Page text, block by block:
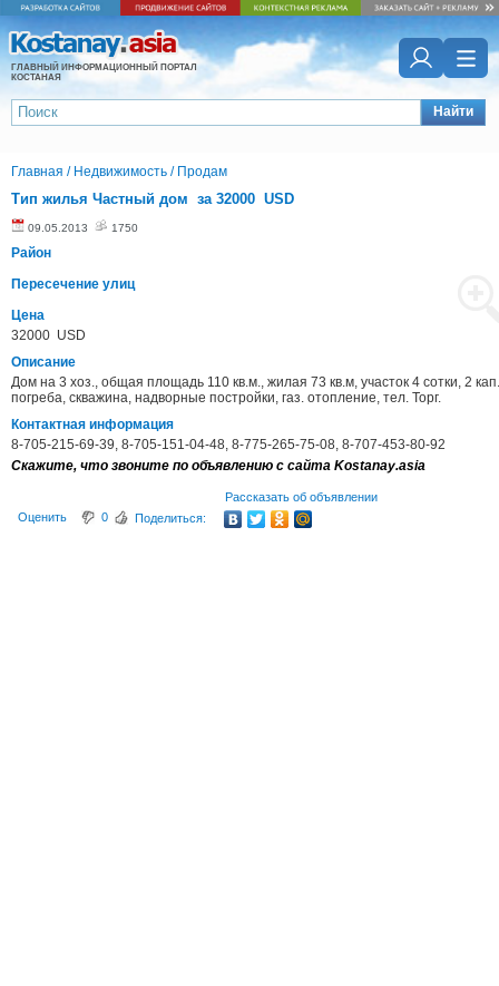
ГЛАВНЫЙ ИНФОРМАЦИОННЫЙ ПОРТАЛ
КОСТАНАЯ
Найти
Главная / Недвижимость / Продам
Тип жилья Частный дом за 32000 USD
09.05.2013 1750
Район
Пересечение улиц
Цена
32000 USD
Описание
Дом на 3 хоз., общая площадь 110 кв.м., жилая 73 кв.м, участок 4 сотки, 2 кап.
погреба, скважина, надворные постройки, газ. отопление, тел. Торг.
Контактная информация
8-705-215-69-39, 8-705-151-04-48, 8-775-265-75-08, 8-707-453-80-92
Скажите, что звоните по объявлению с сайта Kostanay.asia
Рассказать об объявлении
Оценить
0 Поделиться: